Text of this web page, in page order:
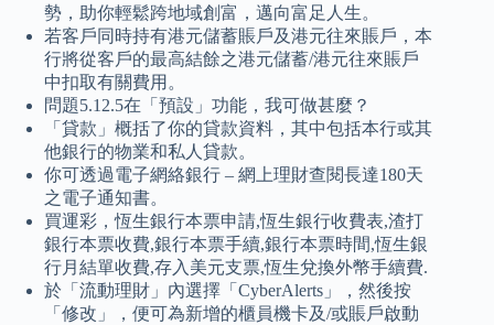
勢，助你輕鬆跨地域創富，邁向富足人生。
若客戶同時持有港元儲蓄賬戶及港元往來賬戶，本
行將從客戶的最高結餘之港元儲蓄/港元往來賬戶
中扣取有關費用。
問題5.12.5在「預設」功能，我可做甚麼？
「貸款」概括了你的貸款資料，其中包括本行或其
他銀行的物業和私人貸款。
你可透過電子網絡銀行 – 網上理財查閱長達180天
之電子通知書。
買運彩，恆生銀行本票申請,恆生銀行收費表,渣打
銀行本票收費,銀行本票手續,銀行本票時間,恆生銀
行月結單收費,存入美元支票,恆生兌換外幣手續費.
於「流動理財」內選擇「CyberAlerts」，然後按
「修改」，便可為新增的櫃員機卡及/或賬戶啟動